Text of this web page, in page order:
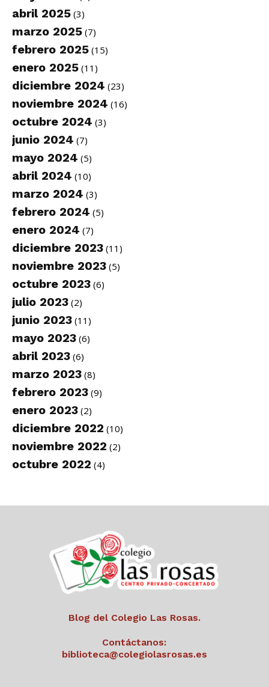
abril 2025 (3)
marzo 2025 (7)
febrero 2025 (15)
enero 2025 (11)
diciembre 2024 (23)
noviembre 2024 (16)
octubre 2024 (3)
junio 2024 (7)
mayo 2024 (5)
abril 2024 (10)
marzo 2024 (3)
febrero 2024 (5)
enero 2024 (7)
diciembre 2023 (11)
noviembre 2023 (5)
octubre 2023 (6)
julio 2023 (2)
junio 2023 (11)
mayo 2023 (6)
abril 2023 (6)
marzo 2023 (8)
febrero 2023 (9)
enero 2023 (2)
diciembre 2022 (10)
noviembre 2022 (2)
octubre 2022 (4)
Blog del Colegio Las Rosas.
Contáctanos:
biblioteca@colegiolasrosas.es